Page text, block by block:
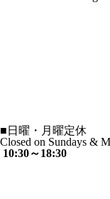
■ 日曜・月曜定休
Closed on Sundays &
10:30～18:30